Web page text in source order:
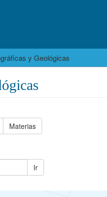
y Geológicas
Materias
Ir